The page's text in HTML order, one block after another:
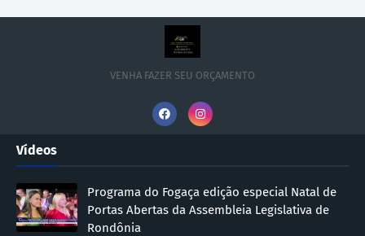
VENHA FAZER SEU ORÇAMENTO
Vídeos
Programa do Fogaça edição especial Natal de
Portas Abertas da Assembleia Legislativa de
Rondônia